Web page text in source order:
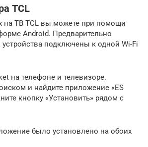
TCL
на ТВ TCL вы можете при помощи
Android. Предварительно
устройства подключены к одной Wi-Fi
на телефоне и телевизоре.
и найдите приложение «ES
кнопку «Установить» рядом с
было установлено на обоих